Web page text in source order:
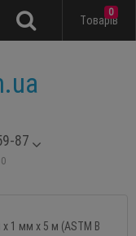
87
Tоварів
0
1 мм x 5 м (ASTM B